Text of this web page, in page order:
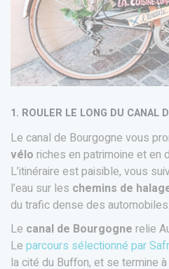
1. ROULER LE LONG DU CANAL
Le canal de Bourgogne vous
vélo riches en patrimoine et en
L’itinéraire est paisible, vous
l’eau sur les chemins de
du trafic dense des
Le canal de Bourgogne relie
Le parcours sélectionné par
la cité du Buffon, et se termine à